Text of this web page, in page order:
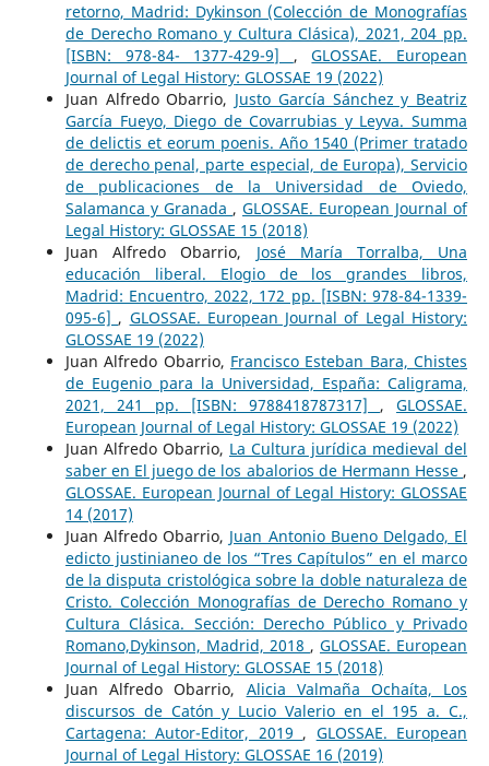
retorno, Madrid: Dykinson (Colección de Monografías
de Derecho Romano y Cultura Clásica), 2021, 204 pp.
[ISBN: 978-84- 1377-429-9] ,GLOSSAE. European
Journal of Legal History: GLOSSAE 19 (2022)
Juan Alfredo Obarrio, Justo García Sánchez y Beatriz
García Fueyo, Diego de Covarrubias y Leyva. Summa
de delictis et eorum poenis. Año 1540 (Primer tratado
de derecho penal, parte especial, de Europa), Servicio
de publicaciones de la Universidad de Oviedo,
Salamanca y Granada ,GLOSSAE. European Journal of
Legal History: GLOSSAE 15 (2018)
Juan Alfredo Obarrio, José María Torralba, Una
educación liberal. Elogio de los grandes libros,
Madrid: Encuentro, 2022, 172 pp. [ISBN: 978-84-1339-
095-6] , GLOSSAE. European Journal of Legal History:
GLOSSAE 19 (2022)
Juan Alfredo Obarrio, Francisco Esteban Bara, Chistes
de Eugenio para la Universidad, España: Caligrama,
2021, 241 pp. [ISBN: 9788418787317] ,GLOSSAE.
European Journal of Legal History: GLOSSAE 19 (2022)
Juan Alfredo Obarrio, La Cultura jurídica medieval del
saber en El juego de los abalorios de Hermann Hesse ,
GLOSSAE. European Journal of Legal History: GLOSSAE
14 (2017)
Juan Alfredo Obarrio, Juan Antonio Bueno Delgado, El
edicto justinianeo de los “Tres Capítulos” en el marco
de la disputa cristológica sobre la doble naturaleza de
Cristo. Colección Monografías de Derecho Romano y
Cultura Clásica. Sección: Derecho Público y Privado
Romano,Dykinson, Madrid, 2018 ,GLOSSAE. European
Journal of Legal History: GLOSSAE 15 (2018)
Juan Alfredo Obarrio, Alicia Valmaña Ochaíta, Los
discursos de Catón y Lucio Valerio en el 195 a. C.,
Cartagena: Autor-Editor, 2019 , GLOSSAE. European
Journal of Legal History: GLOSSAE 16 (2019)